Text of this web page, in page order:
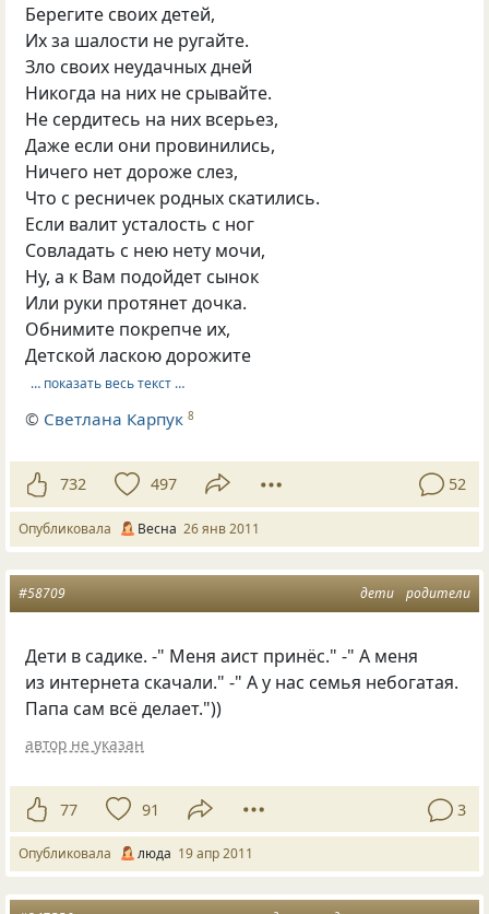
Берегите своих детей,
Их за шалости не ругайте.
Зло своих неудачных дней
Никогда на них не срывайте.
Не сердитесь на них всерьез,
Даже если они провинились,
Ничего нет дороже слез,
Что с ресничек родных скатились.
Если валит усталость с ног
Совладать с нею нету мочи,
Ну, а к Вам подойдет сынок
Или руки протянет дочка.
Обнимите покрепче их,
Детской ласкою дорожите
… показать весь текст …
© Светлана Карпук 8
732 497 52
Опубликовала Весна 26 янв 2011
дети родители
#58709
Дети в садике. -" Меня аист принёс." -" А меня
из интернета скачали." -" А у нас семья небогатая.
Папа сам всё делает."))
автор не указан
77 91 3
Опубликовала люда 19 апр 2011